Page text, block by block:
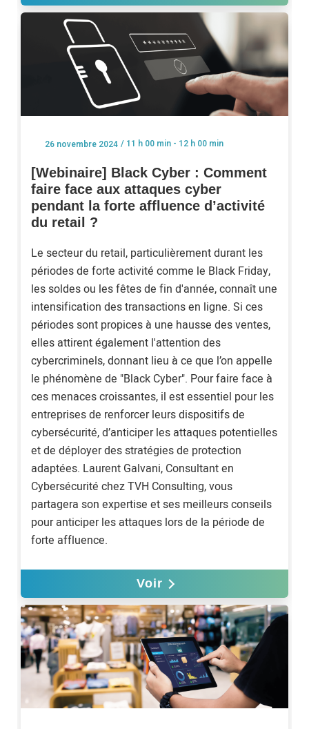
26 novembre 2024 / 11 h 00 min - 12 h 00 min
[Webinaire] Black Cyber : Comment
faire face aux attaques cyber
pendant la forte affluence d’activité
du retail ?
Le secteur du retail, particulièrement durant les
périodes de forte activité comme le Black Friday,
les soldes ou les fêtes de fin d'année, connaît une
intensification des transactions en ligne. Si ces
périodes sont propices à une hausse des ventes,
elles attirent également l'attention des
cybercriminels, donnant lieu à ce que l’on appelle
le phénomène de "Black Cyber". Pour faire face à
ces menaces croissantes, il est essentiel pour les
entreprises de renforcer leurs dispositifs de
cybersécurité, d’anticiper les attaques potentielles
et de déployer des stratégies de protection
adaptées. Laurent Galvani, Consultant en
Cybersécurité chez TVH Consulting, vous
partagera son expertise et ses meilleurs conseils
pour anticiper les attaques lors de la période de
forte affluence.
Voir